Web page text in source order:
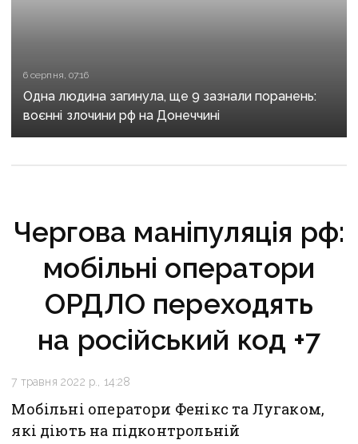
6 серпня, 07:16
Одна людина загинула, ще 9 зазнали поранень:
воєнні злочини рф на Донеччині
Чергова маніпуляція рф:
мобільні оператори
ОРДЛО переходять
на російський код +7
7 травня 2022 р., 14:28
Мобільні оператори Фенікс та Лугаком,
які діють на підконтрольній